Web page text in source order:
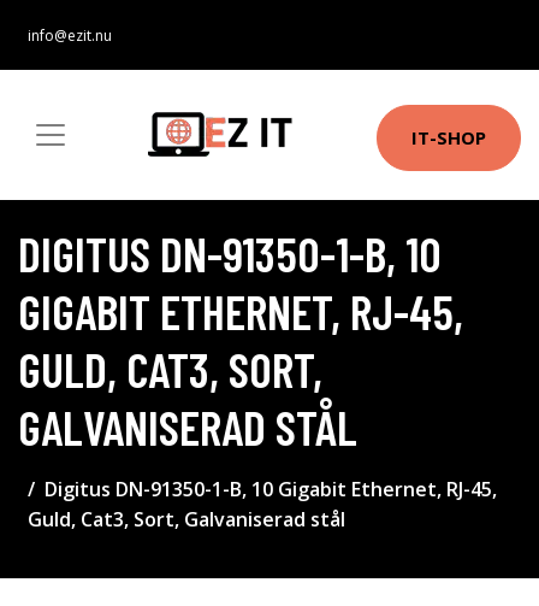
info@ezit.nu
IT-SHOP
DIGITUS DN-91350-1-B, 10
GIGABIT ETHERNET, RJ-45,
GULD, CAT3, SORT,
GALVANISERAD STÅL
Digitus DN-91350-1-B, 10 Gigabit Ethernet, RJ-45,
Guld, Cat3, Sort, Galvaniserad stål